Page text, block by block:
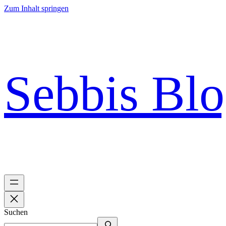
Zum Inhalt springen
Sebbis
Suchen